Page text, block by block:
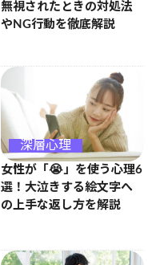
無視されたときの対処法
やNG行動を徹底解説
深層心理
女性が「😭」を使う心理6
選！大泣きする絵文字へ
の上手な返し方を解説